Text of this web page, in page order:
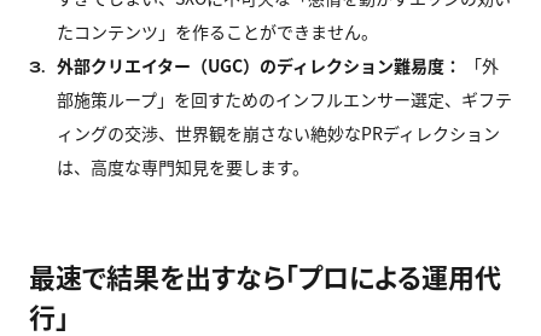
たコンテンツ」を作ることができません。
3. 外部クリエイター（UGC）のディレクション難易度：
「外
部施策ループ」を回すためのインフルエンサー選定、ギフテ
ィングの交渉、世界観を崩さない絶妙なPRディレクション
は、高度な専門知見を要します。
最速で結果を出すなら「プロによる運用代
行」